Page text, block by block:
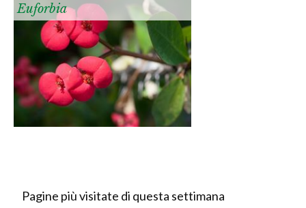
Euforbia
Pagine più visitate di questa settimana